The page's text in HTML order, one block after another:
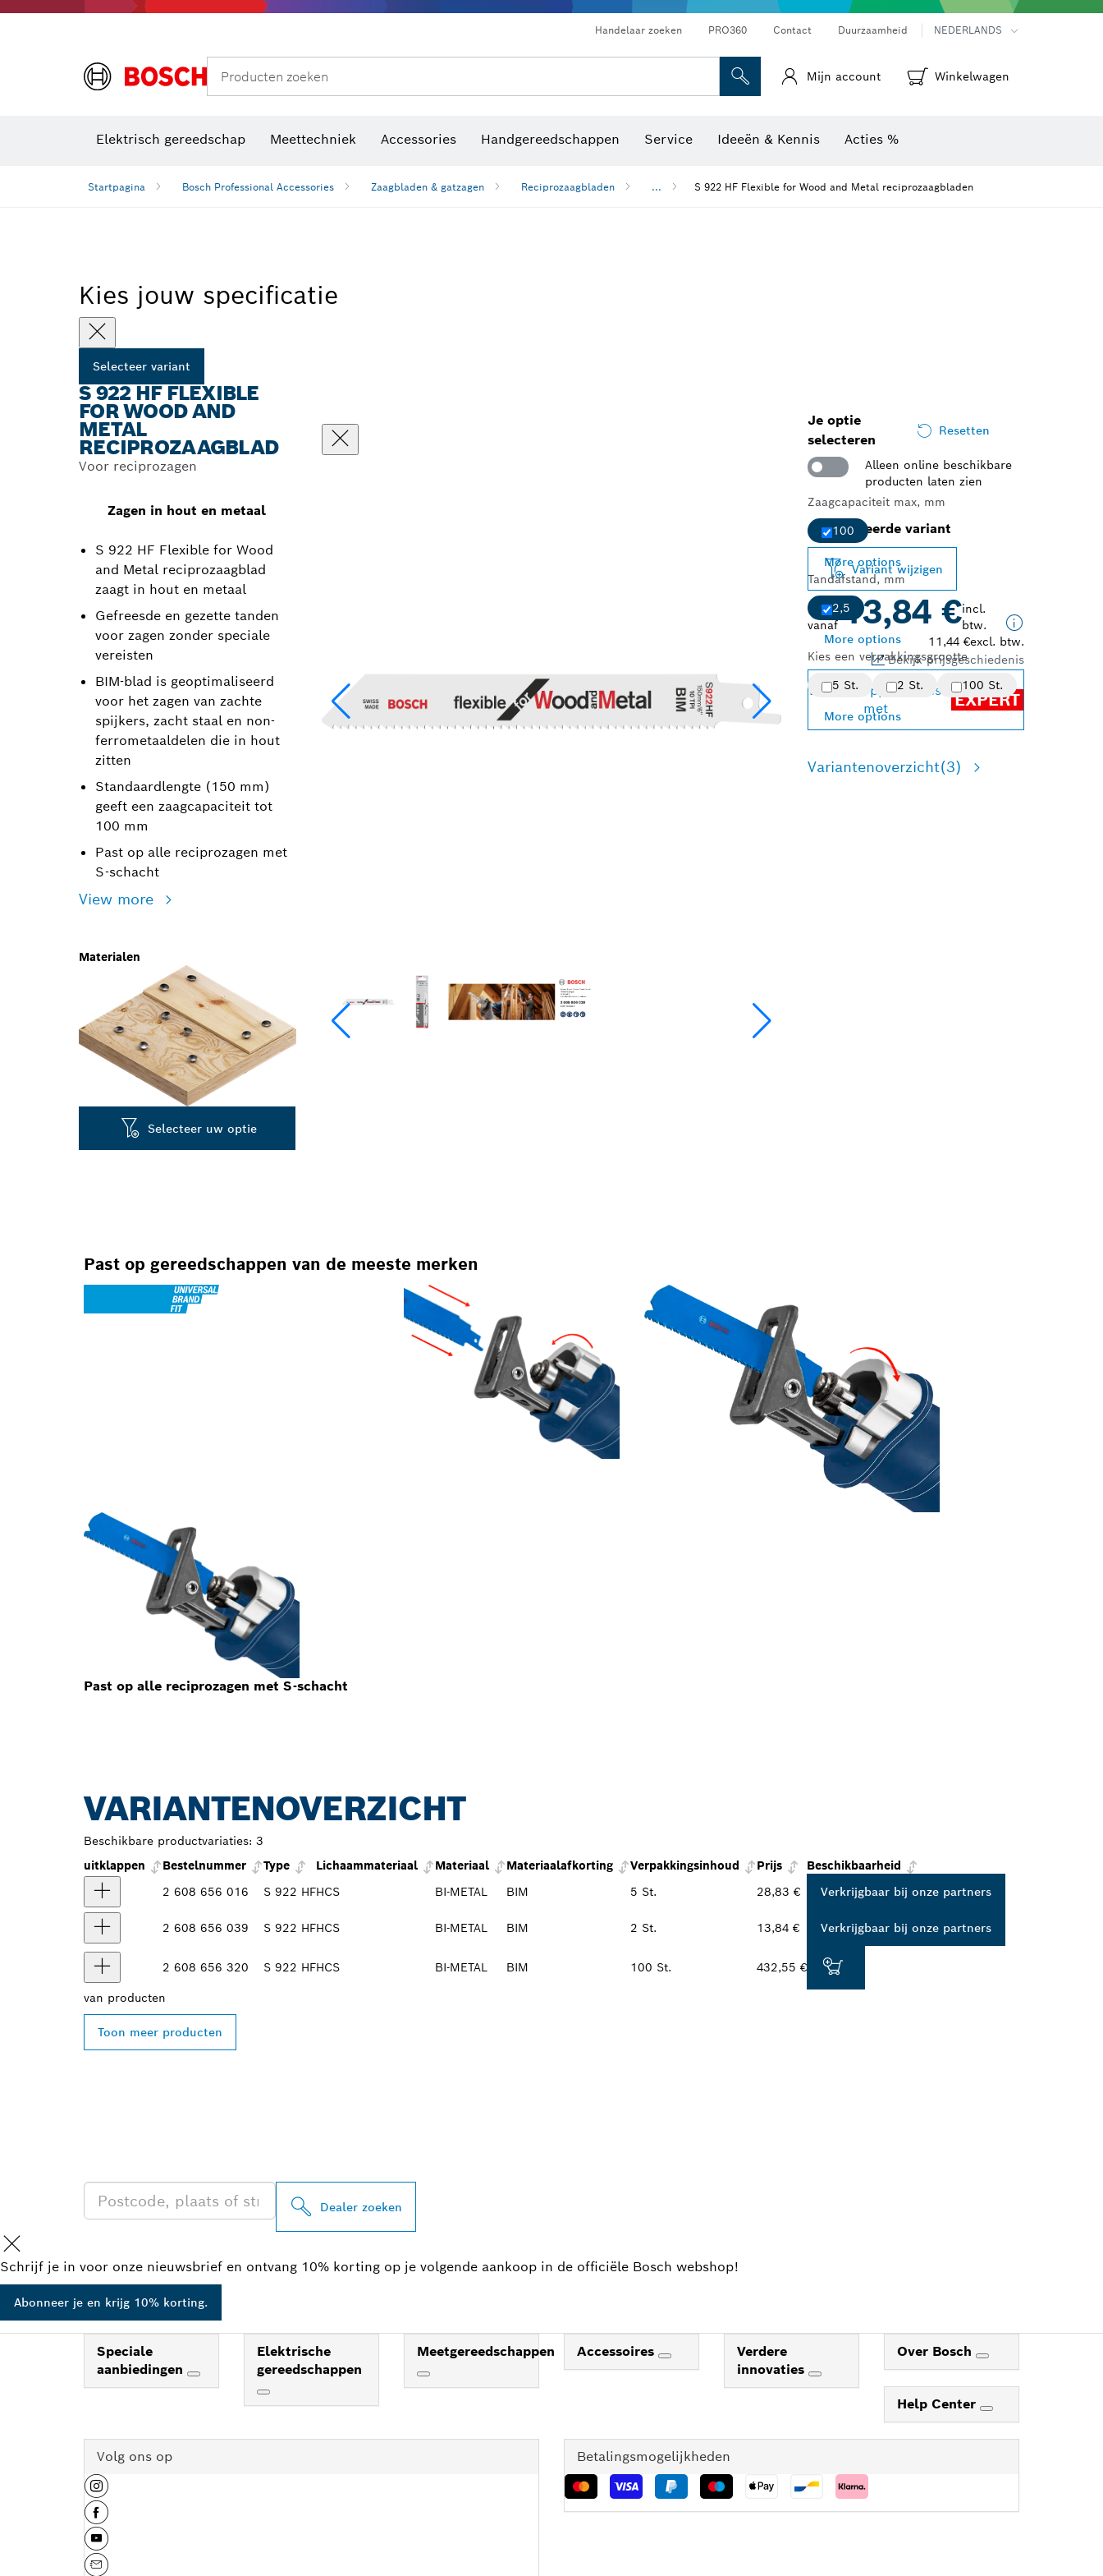
Handelaar zoeken PRO360 Contact Duurzaamheid NEDERLANDS
Producten zoeken Mijn account Winkelwagen
Elektrisch gereedschap Meettechniek Accessories Handgereedschappen Service Ideeën & Kennis Acties %
Startpagina Bosch Professional Accessories Zaagbladen & gatzagen Reciprozaagbladen ... S 922 HF Flexible for Wood and Metal reciprozaagbladen
Kies jouw specificatie
Selecteer variant
S 922 HF FLEXIBLE
FOR WOOD AND
METAL
RECIPROZAAGBLAD
Voor reciprozagen
Zagen in hout en metaal
S 922 HF Flexible for Wood
and Metal reciprozaagblad
zaagt in hout en metaal
Gefreesde en gezette tanden
voor zagen zonder speciale
vereisten
BIM-blad is geoptimaliseerd
voor het zagen van zachte
spijkers, zacht staal en non-
ferrometaaldelen die in hout
zitten
Standaardlengte (150 mm)
geeft een zaagcapaciteit tot
100 mm
Past op alle reciprozagen met
S-schacht
View more
Materialen
Selecteer uw optie
Je optie
selecteren
Resetten
Alleen online beschikbare
producten laten zien
Zaagcapaciteit max, mm
100
More options
Tandafstand, mm
2,5
More options
Kies een verpakkingsgrootte
5 St.
2 St. 100 St.
More options
Geselecteerde variant
Variant wijzigen
vanaf13,84 €incl.
btw.
11,44 €excl. btw.
Bekijk prijsgeschiedenis
Behaal topprestaties
met
EXPERT
Variantenoverzicht(3)
Past op gereedschappen van de meeste merken
Past op alle reciprozagen met S-schacht
VARIANTENOVERZICHT
Beschikbare productvariaties: 3
uitklappen
Bestelnummer Type Lichaammateriaal Materiaal Materiaalafkorting Verpakkingsinhoud Prijs
Beschikbaarheid
2 608 656 016
S 922 HFHCS BI-METAL BIM 5 St. 28,83 € Verkrijgbaar bij onze partners
2 608 656 039 S 922 HFHCS BI-METAL BIM 2 St. 13,84 € Verkrijgbaar bij onze partners
2 608 656 320 S 922 HFHCS BI-METAL BIM 100 St. 432,55 €
van producten
Toon meer producten
Dealer zoeken
Schrijf je in voor onze nieuwsbrief en ontvang 10% korting op je volgende aankoop in de officiële Bosch webshop!
Abonneer je en krijg 10% korting.
Speciale
aanbiedingen
Elektrische
gereedschappen
Meetgereedschappen Accessoires
Verdere
innovaties
Over Bosch
Help Center
Volg ons op Betalingsmogelijkheden